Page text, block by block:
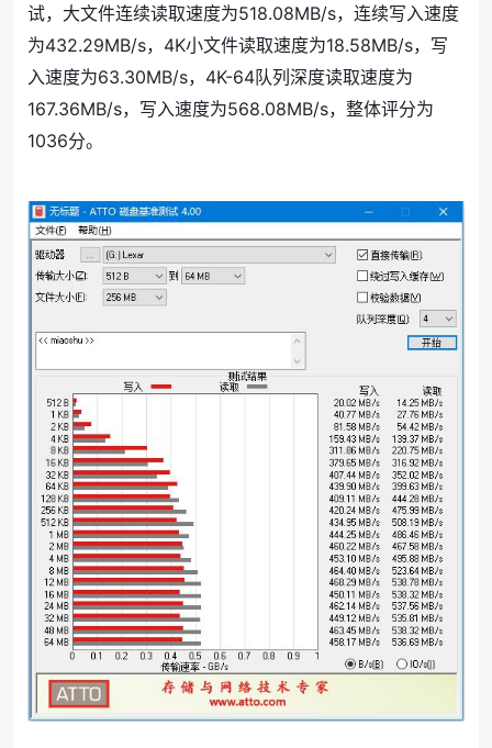
试，大文件连续读取速度为518.08MB/s，连续写入速度
为432.29MB/s，4K小文件读取速度为18.58MB/s，写
入速度为63.30MB/s，4K-64队列深度读取速度为
167.36MB/s，写入速度为568.08MB/s，整体评分为
1036分。